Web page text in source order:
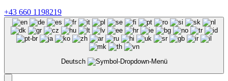
+43 660 1198219‬
Deutsch